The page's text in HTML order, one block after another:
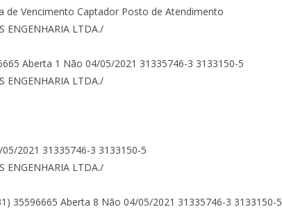
de Vencimento Captador Posto de Atendimento
ENGENHARIA LTDA./
Aberta 1 Não 04/05/2021 31335746-3 3133150-5
ENGENHARIA LTDA./
2021 31335746-3 3133150-5
ENGENHARIA LTDA./
35596665 Aberta 8 Não 04/05/2021 31335746-3 3133150-5